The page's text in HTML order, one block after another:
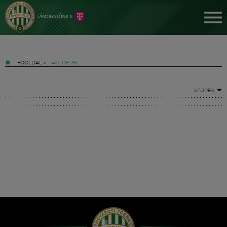
FŐOLDAL » TAG: DERBI
SZŰRÉS
Hírek